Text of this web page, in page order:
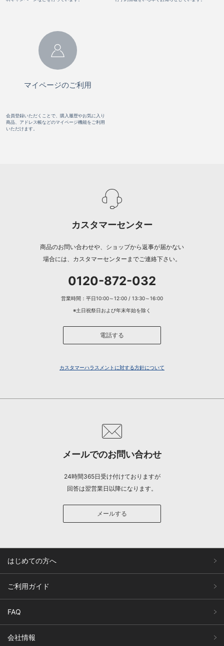
マイページのご利用
会員登録いただくことで、購入履歴やお気に入り
商品、アドレス帳などのマイページ機能をご利用
いただけます。
カスタマーセンター
商品のお問い合わせや、ショップから返事が届かない
場合には、カスタマーセンターまでご連絡下さい。
0120-872-032
営業時間：平日10:00～12:00 / 13:30～16:00
※土日祝祭日および年末年始を除く
電話する
カスタマーハラスメントに対する方針について
メールでのお問い合わせ
24時間365日受け付けておりますが
回答は翌営業日以降になります。
メールする
はじめての方へ
ご利用ガイド
FAQ
会社情報